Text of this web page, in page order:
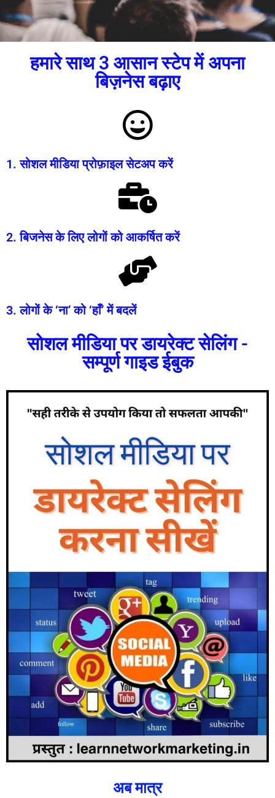
हमारे साथ 3 आसान स्टेप में अपना
बिज़नेस बढ़ाए
1. सोशल मीडिया प्रोफ़ाइल सेटअप करें
2. बिजनेस के लिए लोगों को आकर्षित करें
3. लोगों के ‘ना’ को ‘हाँ’ में बदलें
सोशल मीडिया पर डायरेक्ट सेलिंग -
सम्पूर्ण गाइड ईबुक
अब मात्र